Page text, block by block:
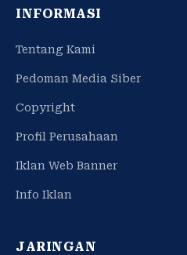
INFORMASI
Tentang Kami
Pedoman Media Siber
Copyright
Profil Perusahaan
Iklan Web Banner
Info Iklan
JARINGAN